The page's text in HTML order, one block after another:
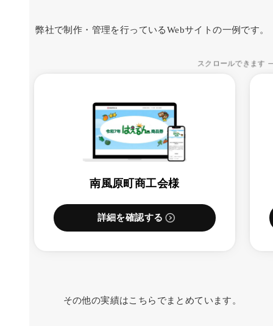
弊社で制作・管理を行っているWebサイトの一例です。
スクロールできます
南風原町商工会様
詳細を確認する
その他の実績はこちらでまとめています。